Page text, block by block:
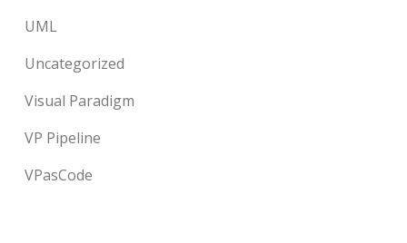
UML
Uncategorized
Visual Paradigm
VP Pipeline
VPasCode